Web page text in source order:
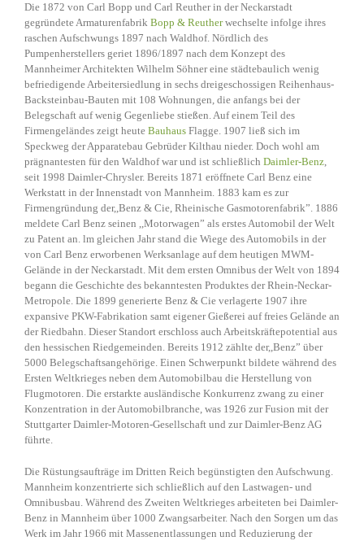
Die 1872 von Carl Bopp und Carl Reuther in der Neckarstadt
gegründete Armaturenfabrik Bopp & Reutherwechselte infolge ihres
raschen Aufschwungs 1897 nach Waldhof. Nördlich des
Pumpenherstellers geriet 1896/1897 nach dem Konzept des
Mannheimer Architekten Wilhelm Söhner eine städtebaulich wenig
befriedigende Arbeitersiedlung in sechs dreigeschossigen Reihenhaus-
Backsteinbau-Bauten mit 108 Wohnungen, die anfangs bei der
Belegschaft auf wenig Gegenliebe stießen. Auf einem Teil des
Firmengeländes zeigt heute Bauhaus Flagge. 1907 ließ sich im
Speckweg der Apparatebau Gebrüder Kilthau nieder. Doch wohl am
prägnantesten für den Waldhof war und ist schließlich Daimler-Benz,
seit 1998 Daimler-Chrysler. Bereits 1871 eröffnete Carl Benz eine
Werkstatt in der Innenstadt von Mannheim. 1883 kam es zur
Firmengründung der,,Benz & Cie, Rheinische Gasmotorenfabrik”. 1886
meldete Carl Benz seinen ,,Motorwagen” als erstes Automobil der Welt
zu Patent an. lm gleichen Jahr stand die Wiege des Automobils in der
von Carl Benz erworbenen Werksanlage auf dem heutigen MWM-
Gelände in der Neckarstadt. Mit dem ersten Omnibus der Welt von 1894
begann die Geschichte des bekanntesten Produktes der Rhein-Neckar-
Metropole. Die 1899 generierte Benz & Cie verlagerte 1907 ihre
expansive PKW-Fabrikation samt eigener Gießerei auf freies Gelände an
der Riedbahn. Dieser Standort erschloss auch Arbeitskräftepotential aus
den hessischen Riedgemeinden. Bereits 1912 zählte der,,Benz” über
5000 Belegschaftsangehörige. Einen Schwerpunkt bildete während des
Ersten Weltkrieges neben dem Automobilbau die Herstellung von
Flugmotoren. Die erstarkte ausländische Konkurrenz zwang zu einer
Konzentration in der Automobilbranche, was 1926 zur Fusion mit der
Stuttgarter Daimler-Motoren-Gesellschaft und zur Daimler-Benz AG
führte.
Die Rüstungsaufträge im Dritten Reich begünstigten den Aufschwung.
Mannheim konzentrierte sich schließlich auf den Lastwagen- und
Omnibusbau. Während des Zweiten Weltkrieges arbeiteten bei Daimler-
Benz in Mannheim über 1000 Zwangsarbeiter. Nach den Sorgen um das
Werk im Jahr 1966 mit Massenentlassungen und Reduzierung der